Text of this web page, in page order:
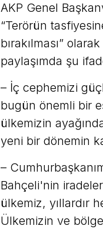
AKP Genel
“Terörün
bırakılması”
paylaşımda şu
– İç cephemizi
bugün önemli bir
ülkemizin
yeni bir dönemin
–
Bahçeli'nin
ülkemiz, yıllardır
Ülkemizin ve